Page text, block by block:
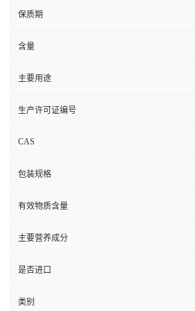
保质期
含量
主要用途
生产许可证编号
CAS
包装规格
有效物质含量
主要营养成分
是否进口
类别